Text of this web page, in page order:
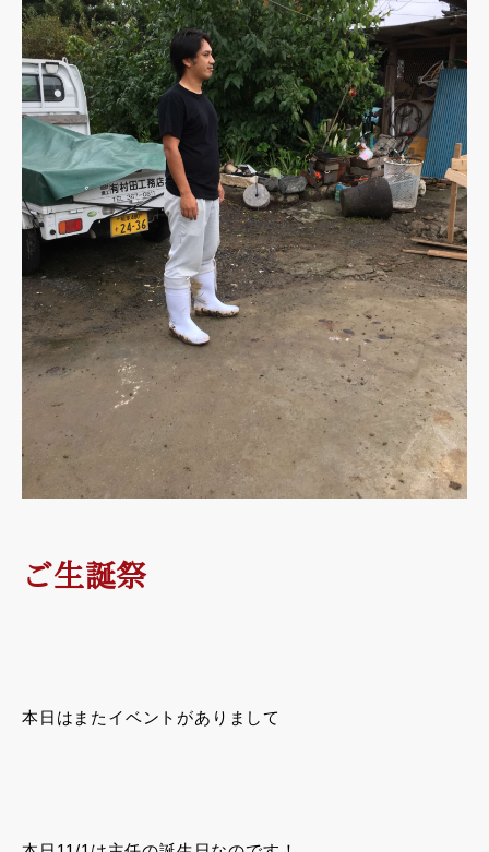
ご生誕祭
本日はまたイベントがありまして